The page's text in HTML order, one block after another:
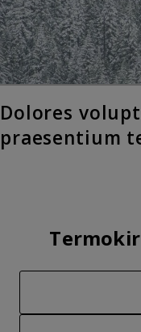
Dolores
praesentium